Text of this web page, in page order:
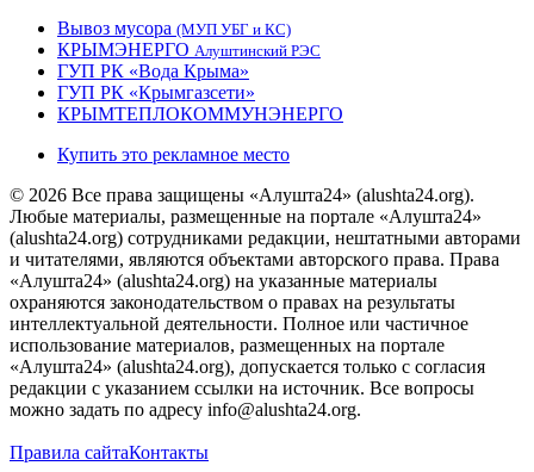
Вывоз мусора (МУП УБГ и КС)
КРЫМЭНЕРГО Алуштинский РЭС
ГУП РК «Вода Крыма»
ГУП РК «Крымгазсети»
КРЫМТЕПЛОКОММУНЭНЕРГО
Купить это рекламное место
© 2026 Все права защищены «Алушта24» (alushta24.org).
Любые материалы, размещенные на портале «Алушта24»
(alushta24.org) сотрудниками редакции, нештатными авторами
и читателями, являются объектами авторского права. Права
«Алушта24» (alushta24.org) на указанные материалы
охраняются законодательством о правах на результаты
интеллектуальной деятельности. Полное или частичное
использование материалов, размещенных на портале
«Алушта24» (alushta24.org), допускается только с согласия
редакции с указанием ссылки на источник. Все вопросы
можно задать по адресу info@alushta24.org.
Правила сайтаКонтакты